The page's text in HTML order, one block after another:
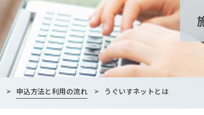
> 申込方法と利用の流れ > うぐいすネットとは